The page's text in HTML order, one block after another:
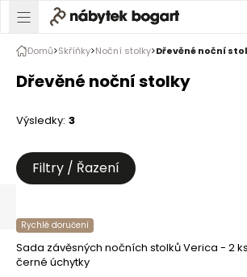
Domů Skříňky Noční stolky Dřevěné noční
Dřevěné noční stolky
Řadit
Výsledky: 3
Filtry / Řazení
Rychlé doručení
Sada závěsných nočních stolků Verica - 2
černé úchytky